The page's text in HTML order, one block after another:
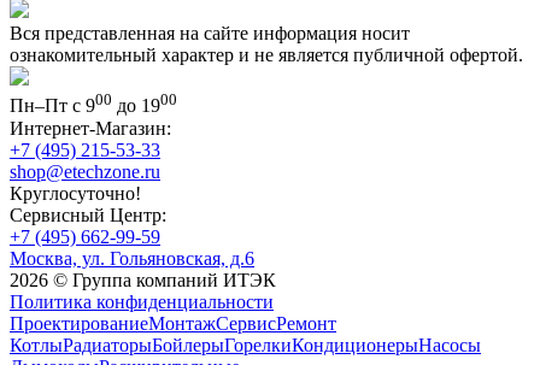
Вся представленная на сайте информация носит
ознакомительный характер и не является публичной офертой.
Пн–Пт с 900 до 1900
Интернет-Магазин:
+7 (495) 215-53-33
shop@etechzone.ru
Круглосуточно!
Сервисный Центр:
+7 (495) 662-99-59
Москва, ул. Гольяновская, д.6
2026 © Группа компаний ИТЭК
Политика конфиденциальности
ПроектированиеМонтажСервисРемонт
КотлыРадиаторыБойлерыГорелкиКондиционерыНасосы